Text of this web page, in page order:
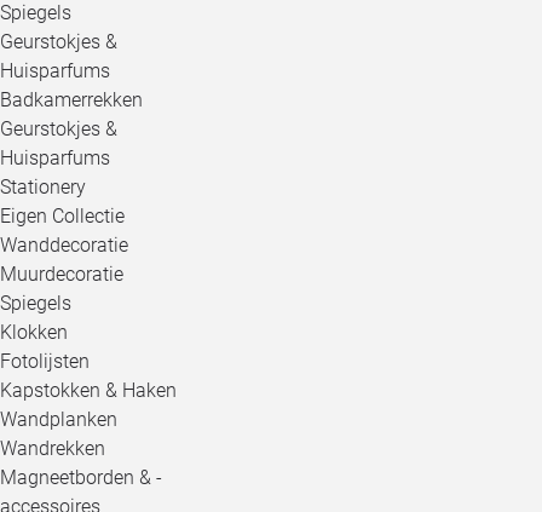
Spiegels
Geurstokjes &
Huisparfums
Badkamerrekken
Geurstokjes &
Huisparfums
Stationery
Eigen Collectie
Wanddecoratie
Muurdecoratie
Spiegels
Klokken
Fotolijsten
Kapstokken & Haken
Wandplanken
Wandrekken
Magneetborden & -
accessoires